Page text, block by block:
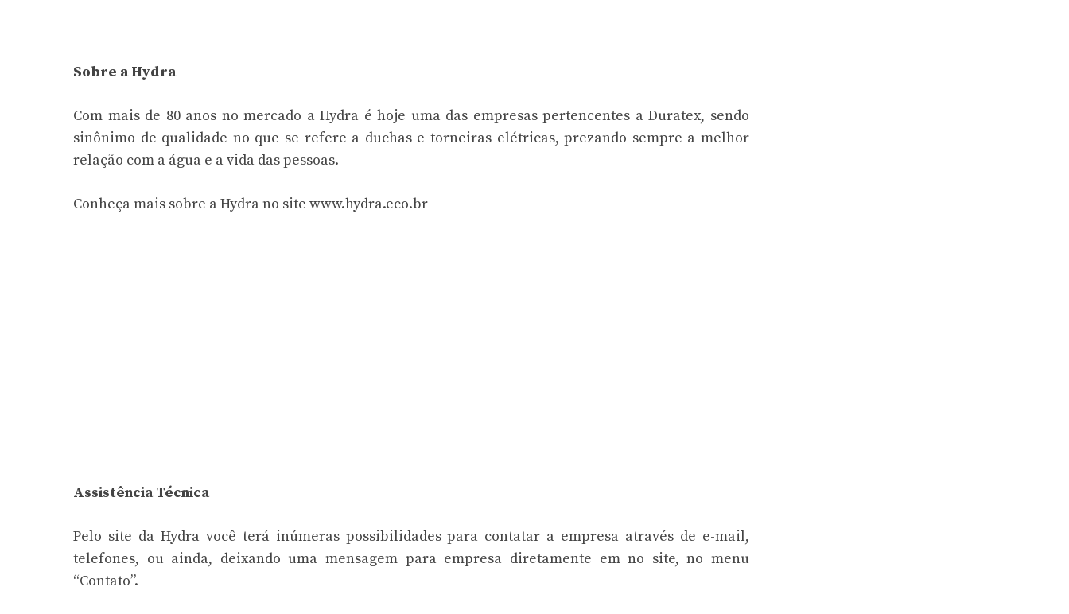
Sobre a Hydra
Com mais de 80 anos no mercado a Hydra é hoje uma das empresas pertencentes a Duratex, sendo
sinônimo de qualidade no que se refere a duchas e torneiras elétricas, prezando sempre a melhor
relação com a água e a vida das pessoas.
Conheça mais sobre a Hydra no site www.hydra.eco.br
Assistência Técnica
Pelo site da Hydra você terá inúmeras possibilidades para contatar a empresa através de e-mail,
telefones, ou ainda, deixando uma mensagem para empresa diretamente em no site, no menu
“Contato”.